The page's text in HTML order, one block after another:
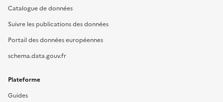
Catalogue de données
Suivre les publications des données
Portail des données européennes
schema.data.gouv.fr
Plateforme
Guides